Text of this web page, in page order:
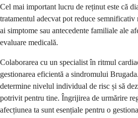
Cel mai important lucru de reținut este că
tratamentul adecvat pot reduce
ai simptome sau antecedente familiale ale
evaluare medicală.
Colaborarea cu un specialist în ritmul
gestionarea eficientă a sindromului
determine nivelul individual de risc și să
potrivit pentru tine. Îngrijirea de urmărire
afecțiunea ta sunt esențiale pentru o